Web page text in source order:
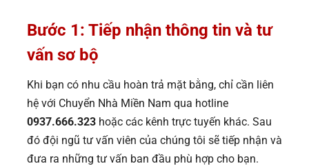
Bước 1: Tiếp nhận thông tin và tư
vấn sơ bộ
Khi bạn có nhu cầu hoàn trả mặt bằng, chỉ cần liên
hệ với Chuyển Nhà Miền Nam qua hotline
0937.666.323 hoặc các kênh trực tuyến khác. Sau
đó đội ngũ tư vấn viên của chúng tôi sẽ tiếp nhận và
đưa ra những tư vấn ban đầu phù hợp cho bạn.